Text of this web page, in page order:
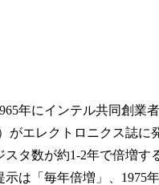
年にインテル共同創業
がエレクトロニクス誌に
タ数が約1-2年で倍増す
示は「毎年倍増」、1975